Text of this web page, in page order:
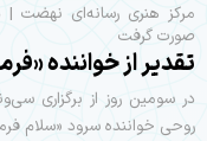
مرکز هنری رسانه‌ای نهضت |
صورت گرفت
تقدير از خواننده
در سومین روز از برگزاری
روحی خواننده‌ سرود «سلام